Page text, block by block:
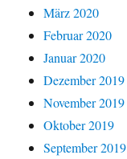
März 2020
Februar 2020
Januar 2020
Dezember 2019
November 2019
Oktober 2019
September 2019